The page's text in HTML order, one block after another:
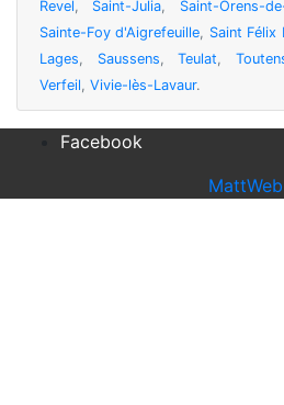
Revel, Saint-Julia, Saint-Orens-
Sainte-Foy d'Aigrefeuille, Saint Félix
Lages, Saussens,Teulat,
Verfeil, Vivie-lès-Lavaur.
Facebook
MattWeb